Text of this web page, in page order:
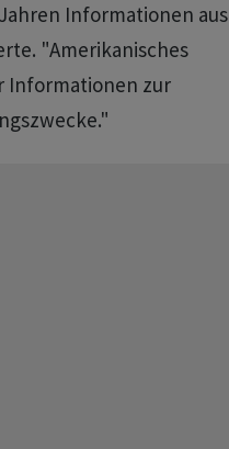
Informationen aus
"Amerikanisches
Informationen zur